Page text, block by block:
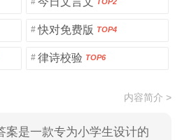
# 快对免费版 TOP4
# 律诗校验 TOP6
内容简介 >
案是一款专为小学生设计的